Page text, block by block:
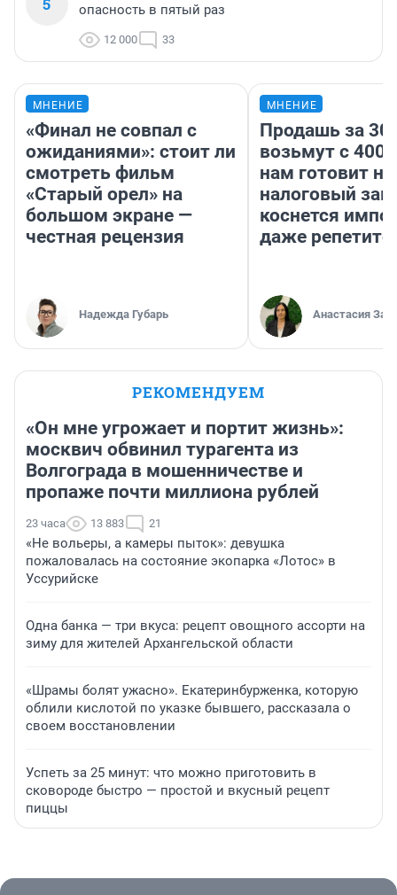
опасность в пятый раз
12 000 33
МНЕНИЕ
«Финал не совпал с
ожиданиями»: стоит ли
смотреть фильм
«Старый орел» на
большом экране —
честная рецензия
Надежда Губарь
МНЕНИЕ
Продашь за
возьмут с
нам готовит
налоговый
коснется
даже
Анастасия
РЕКОМЕНДУЕМ
«Он мне угрожает и портит жизнь»:
москвич обвинил турагента из
Волгограда в мошенничестве и
пропаже почти миллиона рублей
23 часа 13 883 21
«Не вольеры, а камеры пыток»: девушка
пожаловалась на состояние экопарка «Лотос» в
Уссурийске
Одна банка — три вкуса: рецепт овощного ассорти на
зиму для жителей Архангельской области
«Шрамы болят ужасно». Екатеринбурженка, которую
облили кислотой по указке бывшего, рассказала о
своем восстановлении
Успеть за 25 минут: что можно приготовить в
сковороде быстро — простой и вкусный рецепт
пиццы